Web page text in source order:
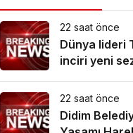
22 saat önce
Dünya lideri
inciri yeni
22 saat önce
Didim